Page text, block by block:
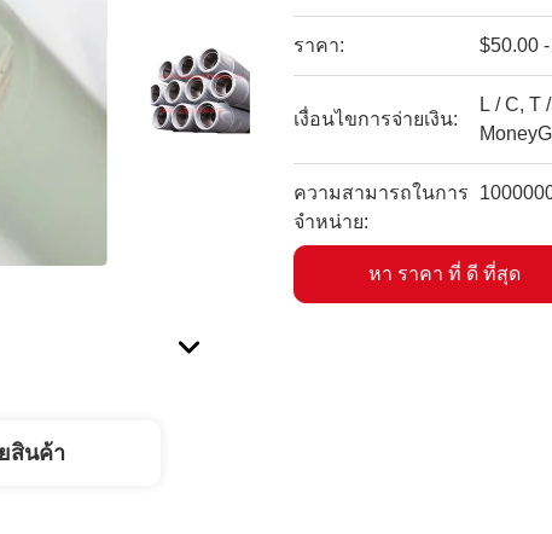
ราคา: $50.00
เงื่อนไขการจ่ายเงิน:
L / C, T
ความสามารถในการ
จําหน่าย:
หา ราคา ที่ ดี ที่สุด
สินค้า